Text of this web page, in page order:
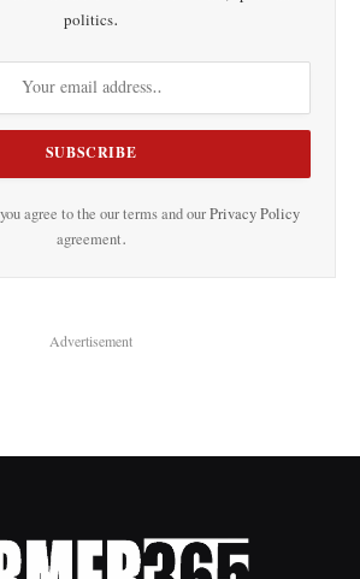
politics.
agree to the our terms and ourPrivacy Policy
agreement.
Advertisement